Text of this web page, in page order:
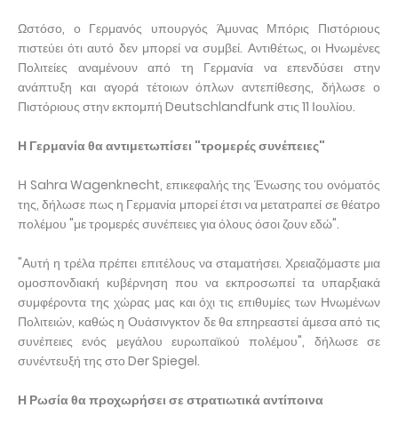
Ωστόσο, ο Γερμανός υπουργός Άμυνας Μπόρις Πιστόριους
πιστεύει ότι αυτό δεν μπορεί να συμβεί. Αντιθέτως, οι Ηνωμένες
Πολιτείες αναμένουν από τη Γερμανία να επενδύσει στην
ανάπτυξη και αγορά τέτοιων όπλων αντεπίθεσης, δήλωσε ο
Πιστόριους στην εκπομπή Deutschlandfunk στις 11 Ιουλίου.
Η Γερμανία θα αντιμετωπίσει "τρομερές συνέπειες"
Η Sahra Wagenknecht, επικεφαλής της Ένωσης του ονόματός
της, δήλωσε πως η Γερμανία μπορεί έτσι να μετατραπεί σε θέατρο
πολέμου "με τρομερές συνέπειες για όλους όσοι ζουν εδώ".
"Αυτή η τρέλα πρέπει επιτέλους να σταματήσει. Χρειαζόμαστε μια
ομοσπονδιακή κυβέρνηση που να εκπροσωπεί τα υπαρξιακά
συμφέροντα της χώρας μας και όχι τις επιθυμίες των Ηνωμένων
Πολιτειών, καθώς η Ουάσινγκτον δε θα επηρεαστεί άμεσα από τις
συνέπειες ενός μεγάλου ευρωπαϊκού πολέμου", δήλωσε σε
συνέντευξή της στο Der Spiegel.
Η Ρωσία θα προχωρήσει σε στρατιωτικά αντίποινα